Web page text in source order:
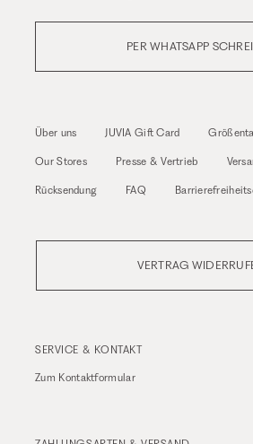
PER WHATSAPP
Über uns JUVIA Gift Card
Our Stores Presse & Vertrieb
Rücksendung FAQ
VERTRAG
SERVICE & KONTAKT
Zum Kontaktformular